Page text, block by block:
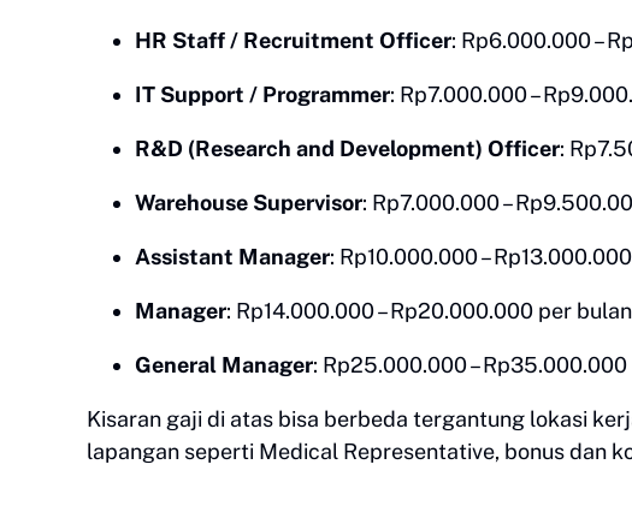
HR Staff / Recruitment Officer: Rp6.000.000 –
IT Support / Programmer: Rp7.000.000 –
R&D (Research and Development) Officer:
Warehouse Supervisor: Rp7.000.000 –
Assistant Manager: Rp10.000.000 –
Manager: Rp14.000.000 – Rp20.000.000 per bulan
General Manager: Rp25.000.000 –
Kisaran gaji di atas bisa berbeda tergantung lokasi
lapangan seperti Medical Representative, bonus dan